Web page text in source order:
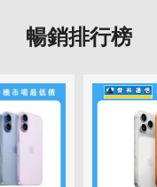
暢銷排行榜